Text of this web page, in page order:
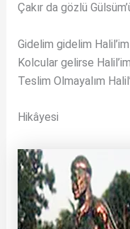
Çakır da gözlü
Gidelim gidelim
Kolcular gelirse
Teslim Olmayalım
Hikâyesi